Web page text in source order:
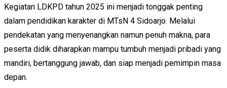
Kegiatan LDKPD tahun 2025 ini menjadi tonggak penting
dalam pendidikan karakter di MTsN 4 Sidoarjo. Melalui
pendekatan yang menyenangkan namun penuh makna, para
peserta didik diharapkan mampu tumbuh menjadi pribadi yang
mandiri, bertanggung jawab, dan siap menjadi pemimpin masa
depan.